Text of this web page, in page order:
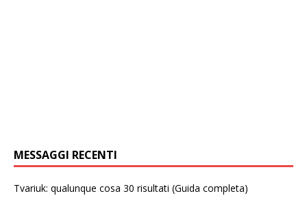
MESSAGGI RECENTI
Tvariuk: qualunque cosa 30 risultati (Guida completa)